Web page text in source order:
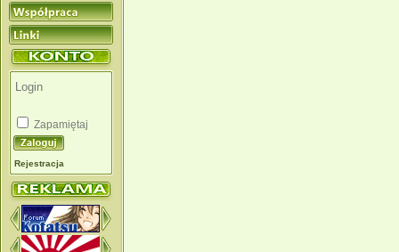
Zapamiętaj
Rejestracja